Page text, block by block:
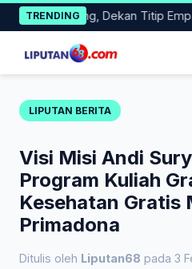
Skip
to
content
TRENDING
Magang, Dekan Titip Empat
LIPUTAN BERITA
Visi Misi Andi
Program Kuliah
Kesehatan Gratis
Primadona
Ditulis oleh Liputan68 pada 3